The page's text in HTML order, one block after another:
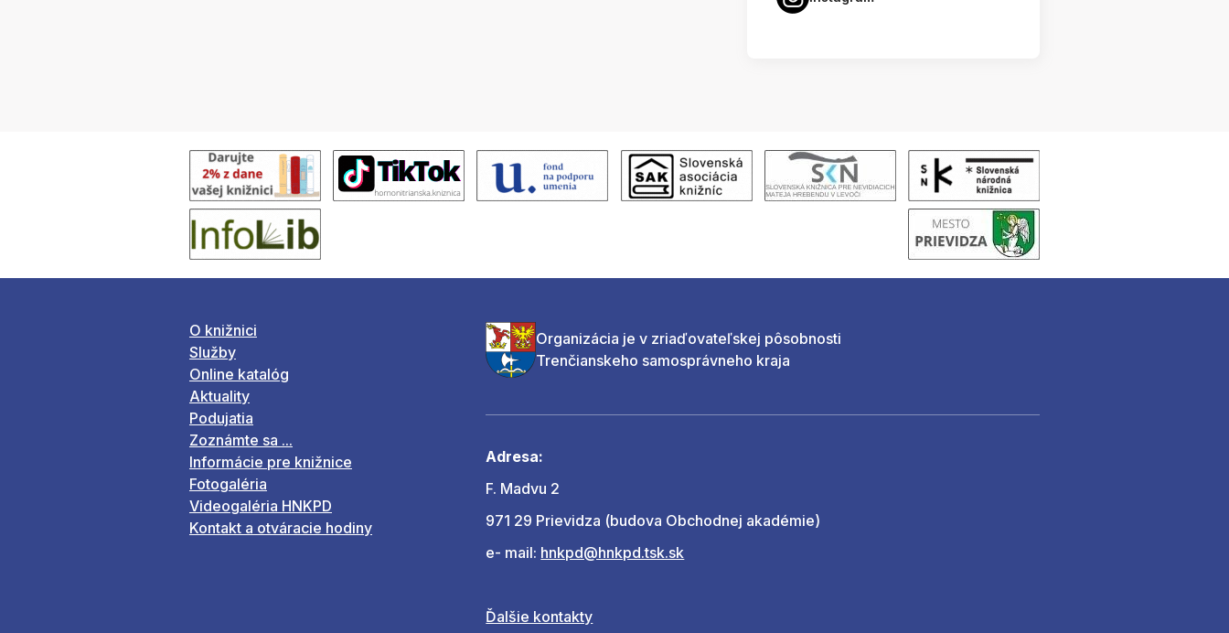
O knižnici
Služby
Online katalóg
Aktuality
Podujatia
Zoznámte sa ...
Informácie pre knižnice
Fotogaléria
Videogaléria HNKPD
Kontakt a otváracie hodiny
Organizácia je v zriaďovateľskej pôsobnosti
Trenčianskeho samosprávneho kraja
Adresa:
F. Madvu 2
971 29 Prievidza (budova Obchodnej akadémie)
e- mail: hnkpd@hnkpd.tsk.sk
Ďalšie kontakty